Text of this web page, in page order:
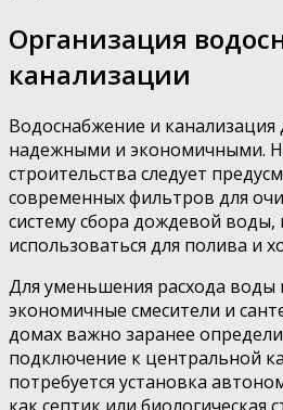
Организация
канализации
Водоснабжение и
надежными и экономичными.
строительства следует
современных фильтров для
систему сбора дождевой
использоваться для полива и
Для уменьшения расхода воды
экономичные смесители и
домах важно заранее
подключение к центральной
потребуется установка